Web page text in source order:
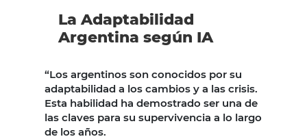
La Adaptabilidad
Argentina según IA
“Los argentinos son conocidos por su
adaptabilidad a los cambios y a las crisis.
Esta habilidad ha demostrado ser una de
las claves para su supervivencia a lo largo
de los años.